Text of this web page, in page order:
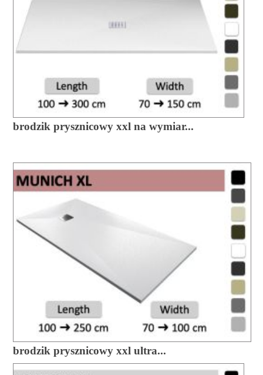
brodzik prysznicowy xxl na wymiar...
brodzik prysznicowy xxl ultra...